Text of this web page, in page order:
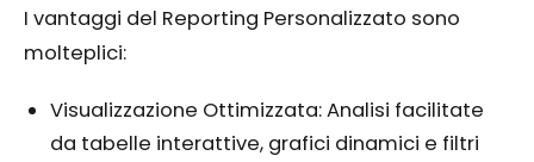
I vantaggi del Reporting Personalizzato sono
molteplici:
Visualizzazione Ottimizzata: Analisi facilitate
da tabelle interattive, grafici dinamici e filtri